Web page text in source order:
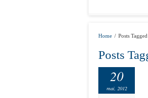
Home / Posts
Posts
20
mai, 2012